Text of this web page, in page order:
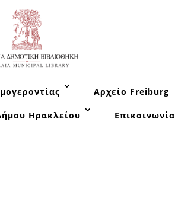
Αρχείο Freiburg
Ηρακλείου Επικοινωνία